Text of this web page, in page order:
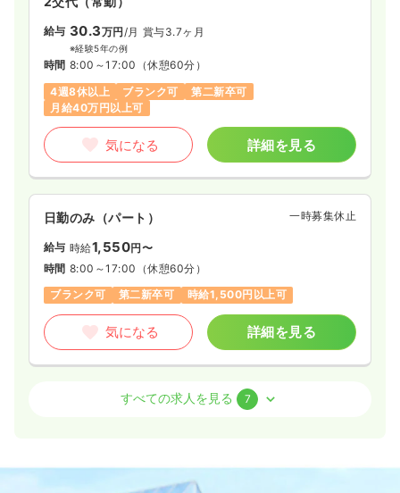
給与 30.3万円/月 賞与3.7ヶ月
※経験5年の例
時間 8:00～17:00 （休憩60分）
4週8休以上
ブランク可
第二新卒可
月給40万円以上可
気になる 詳細を見る
日勤のみ（パート） 一時募集休止
給与 時給1,550円〜
時間 8:00～17:00 （休憩60分）
ブランク可
第二新卒可 時給1,500円以上可
気になる 詳細を見る
正・准看護師
給与 24.1万円/月 賞与3.7ヶ月
すべての求人を見る 7